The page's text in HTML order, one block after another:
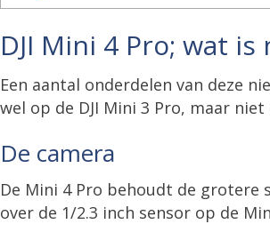
DJI Mini 4 Pro; wat is
Een aantal onderdelen van deze
wel op de DJI Mini 3 Pro, maar
De camera
De Mini 4 Pro behoudt de grotere
over de 1/2.3 inch sensor op de